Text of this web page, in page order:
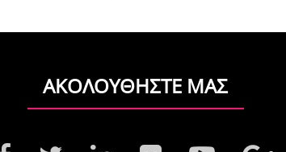
ΑΚΟΛΟΥΘΗΣΤΕ ΜΑΣ